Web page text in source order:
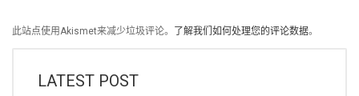
此站点使用Akismet来减少垃圾评论。 了解我们如何处理您的评论数据。
LATEST POST